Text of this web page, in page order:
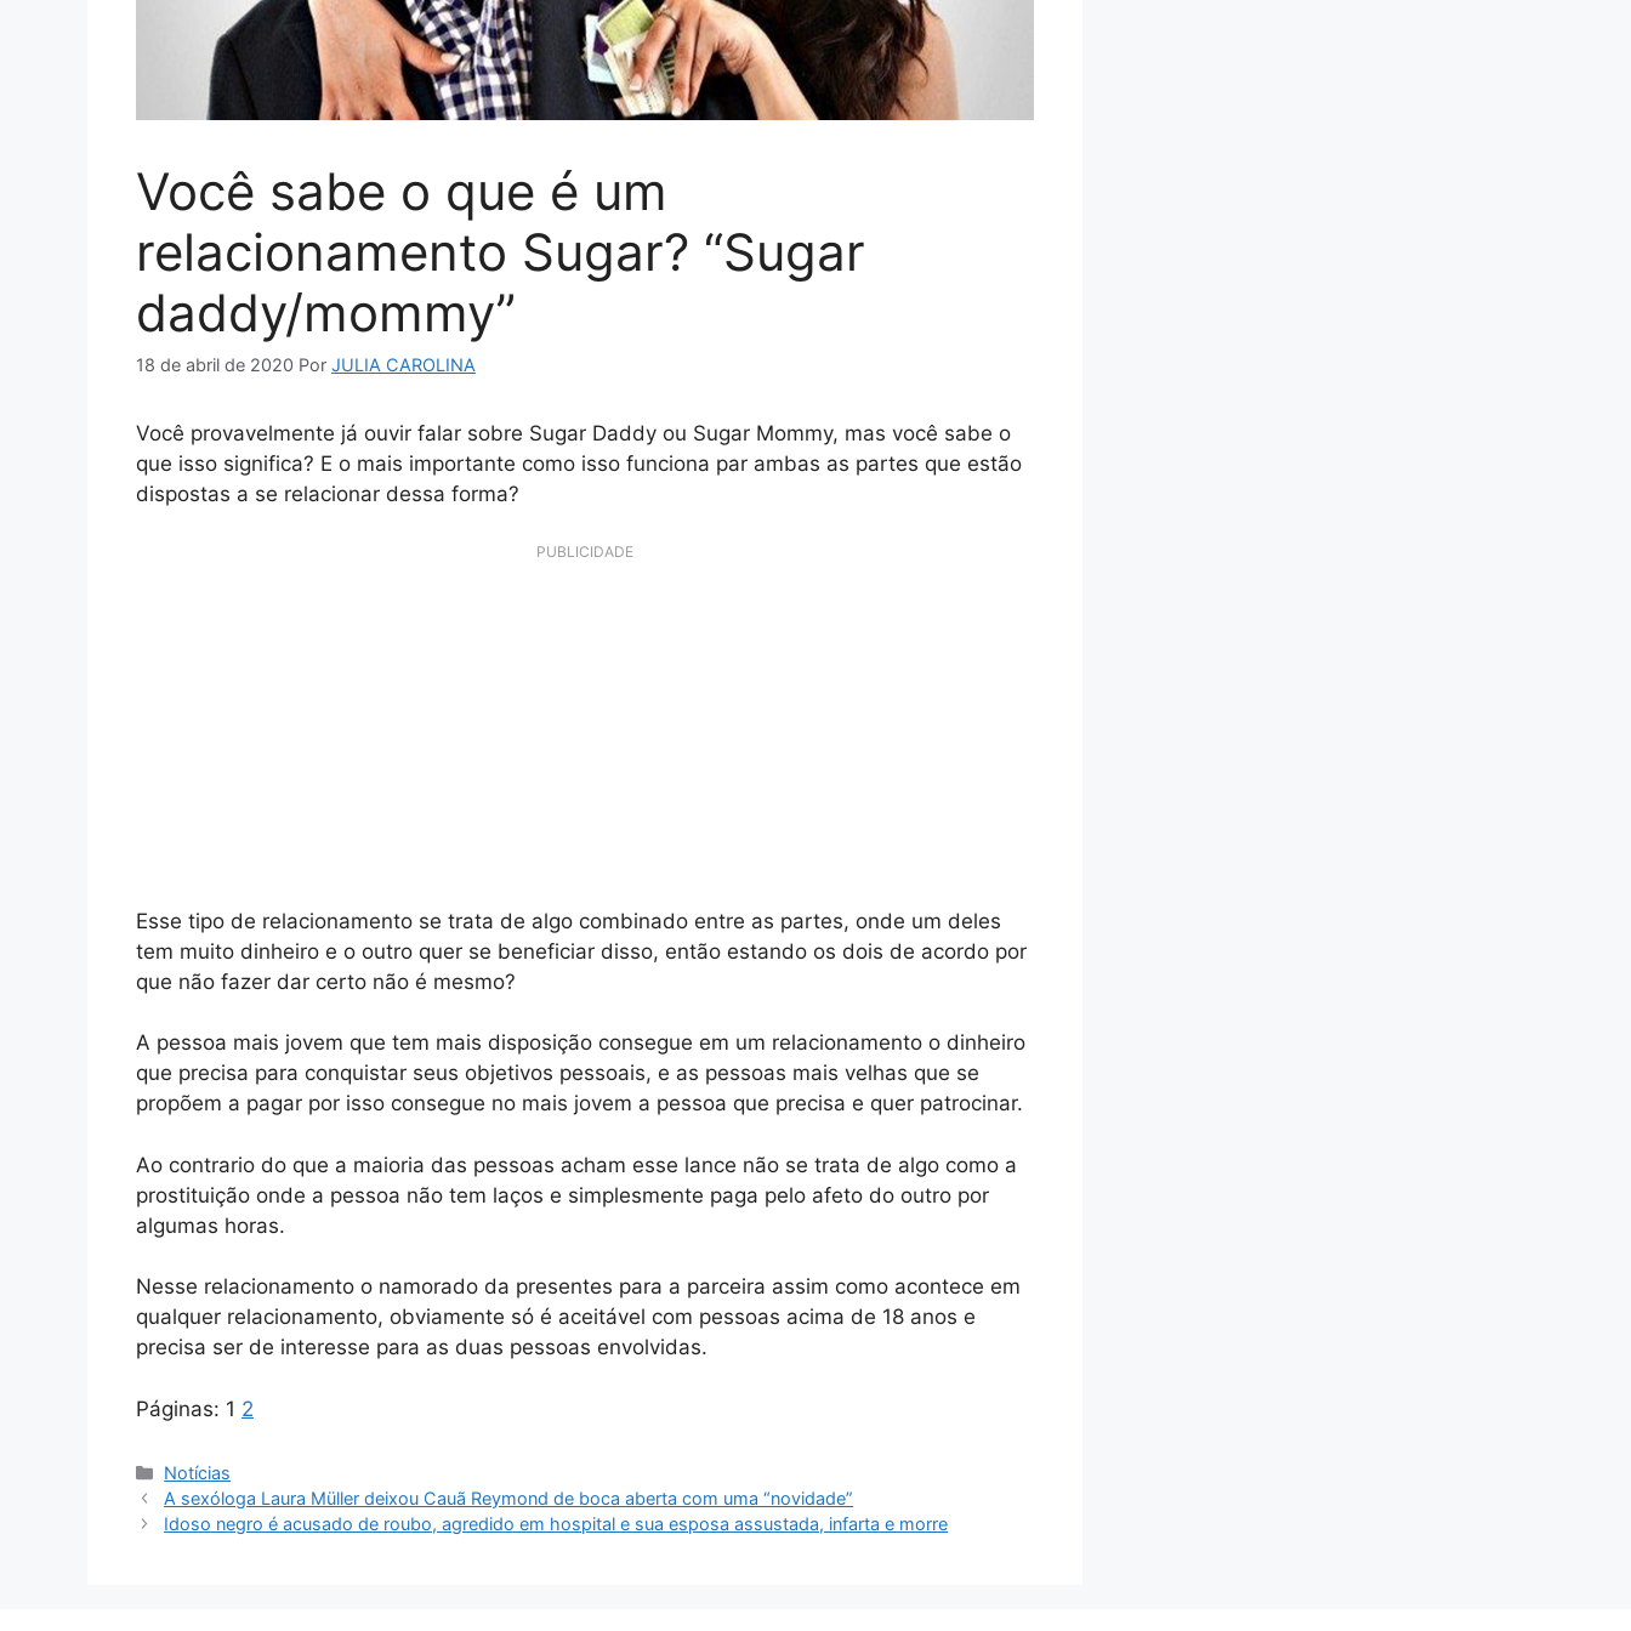
Você sabe o que é um
relacionamento Sugar? “Sugar
daddy/mommy”
18 de abril de 2020 Por JULIA CAROLINA
Você provavelmente já ouvir falar sobre Sugar Daddy ou Sugar Mommy, mas você sabe o
que isso significa? E o mais importante como isso funciona par ambas as partes que estão
dispostas a se relacionar dessa forma?
PUBLICIDADE
Esse tipo de relacionamento se trata de algo combinado entre as partes, onde um deles
tem muito dinheiro e o outro quer se beneficiar disso, então estando os dois de acordo por
que não fazer dar certo não é mesmo?
A pessoa mais jovem que tem mais disposição consegue em um relacionamento o dinheiro
que precisa para conquistar seus objetivos pessoais, e as pessoas mais velhas que se
propõem a pagar por isso consegue no mais jovem a pessoa que precisa e quer patrocinar.
Ao contrario do que a maioria das pessoas acham esse lance não se trata de algo como a
prostituição onde a pessoa não tem laços e simplesmente paga pelo afeto do outro por
algumas horas.
Nesse relacionamento o namorado da presentes para a parceira assim como acontece em
qualquer relacionamento, obviamente só é aceitável com pessoas acima de 18 anos e
precisa ser de interesse para as duas pessoas envolvidas.
Páginas: 1 2
Categorias
Notícias
A sexóloga Laura Müller deixou Cauã Reymond de boca aberta com uma “novidade”
Idoso negro é acusado de roubo, agredido em hospital e sua esposa assustada, infarta e morre